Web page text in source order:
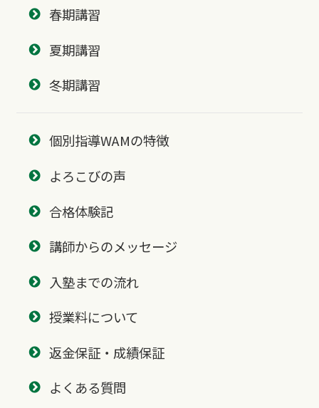
春期講習
夏期講習
冬期講習
個別指導WAMの特徴
よろこびの声
合格体験記
講師からのメッセージ
入塾までの流れ
授業料について
返金保証・成績保証
よくある質問